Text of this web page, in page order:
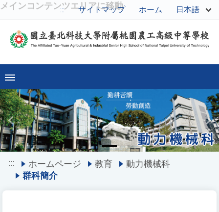
メインコンテンツエリアに移動
::: サイトマップ ホーム 日本語
Previous
::: ホームページ 教育
動力機械科
群科簡介